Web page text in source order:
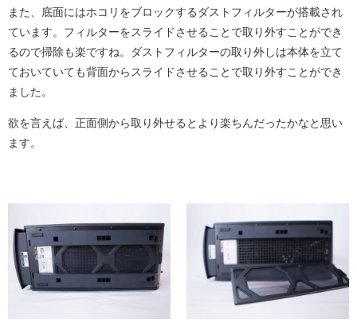
また、底面にはホコリをブロックするダストフィルターが搭載され
ています。フィルターをスライドさせることで取り外すことができ
るので掃除も楽ですね。ダストフィルターの取り外しは本体を立て
ておいていても背面からスライドさせることで取り外すことができ
ました。
欲を言えば、正面側から取り外せるとより楽ちんだったかなと思い
ます。